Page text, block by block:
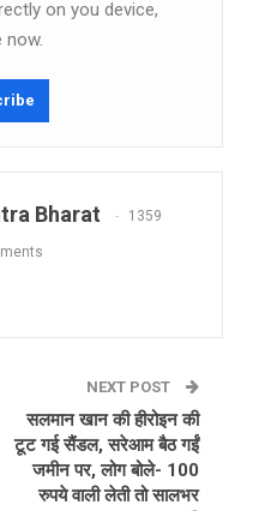
on you device,
now.
Bharat 1359
NEXT POST
सलमान खान की हीरोइन की
टूट गई सैंडल, सरेआम बैठ गईं
जमीन पर, लोग बोले- 100
रुपये वाली लेती तो सालभर